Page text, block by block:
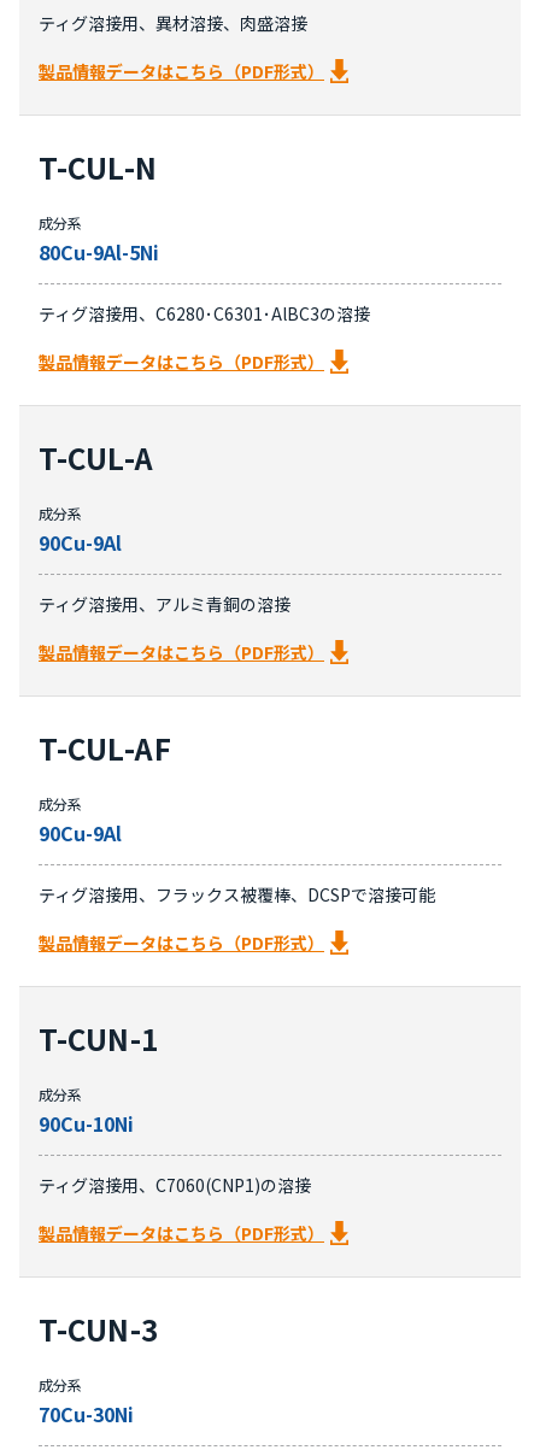
ティグ溶接用、異材溶接、肉盛溶接
製品情報データはこちら（PDF形式）
T-CUL-N
成分系
80Cu-9Al-5Ni
ティグ溶接用、C6280･C6301･AlBC3の溶接
製品情報データはこちら（PDF形式）
T-CUL-A
成分系
90Cu-9Al
ティグ溶接用、アルミ青銅の溶接
製品情報データはこちら（PDF形式）
T-CUL-AF
成分系
90Cu-9Al
ティグ溶接用、フラックス被覆棒、DCSPで溶接可能
製品情報データはこちら（PDF形式）
T-CUN-1
成分系
90Cu-10Ni
ティグ溶接用、C7060(CNP1)の溶接
製品情報データはこちら（PDF形式）
T-CUN-3
成分系
70Cu-30Ni